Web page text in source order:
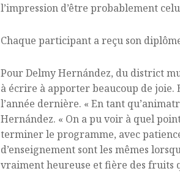
l’impression d’être probablement
Chaque participant a reçu son
Pour Delmy Hernández, du district
à écrire à apporter beaucoup de
l’année dernière. « En tant
Hernández. « On a pu voir à quel
terminer le programme, avec
d’enseignement sont les mêmes
vraiment heureuse et fière des fruits